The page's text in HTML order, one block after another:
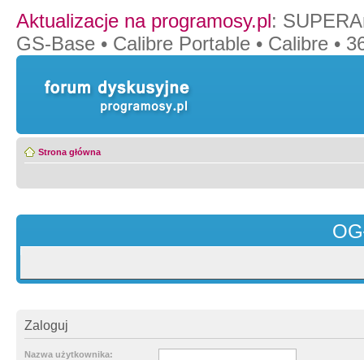
Aktualizacje na programosy.pl:
GS-Base • Calibre Portable • Calibre •
Strona główna
Zaloguj
Nazwa użytkownika: